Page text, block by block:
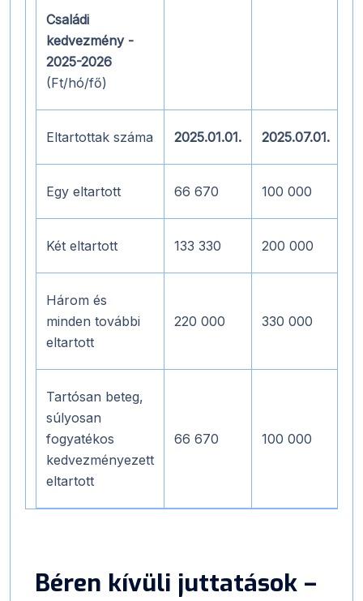
Családi
kedvezmény -
2025-2026
(Ft/hó/fő)
Eltartottak száma 2025.01.01. 2025.07.01.
Egy eltartott 66 670 100 000
Két eltartott 133 330 200 000
Három és
minden további
eltartott
220 000 330 000
Tartósan beteg,
súlyosan
fogyatékos
kedvezményezett
eltartott
66 670 100 000
Béren kívüli juttatások –